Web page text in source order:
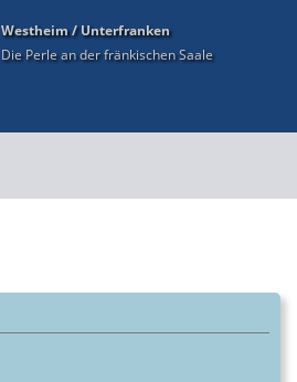
Westheim / Unterfranken
Die Perle an der fränkischen Saale